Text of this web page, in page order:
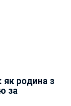
як родина з
за